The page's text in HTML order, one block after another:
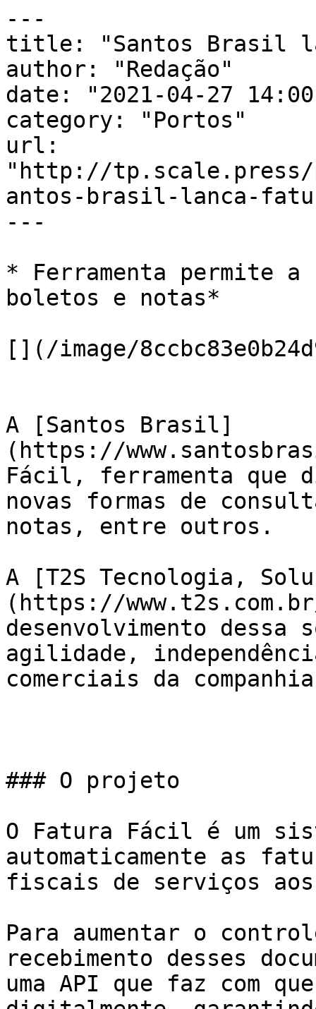
---
title: "Santos Brasil
author: "Redação"
date: "2021-04-27
category: "Portos"
url:
"http://tp.scale.press/
antos-brasil-lanca-
---
* Ferramenta permite
boletos e notas*
[](/image/
A [Santos Brasil]
(https://
Fácil, ferramenta que
novas formas de
notas, entre outros.
A [T2S Tecnologia,
(https://
desenvolvimento dessa
agilidade,
comerciais da
### O projeto
O Fatura Fácil é um
automaticamente as
fiscais de serviços
Para aumentar o
recebimento desses
uma API que faz com